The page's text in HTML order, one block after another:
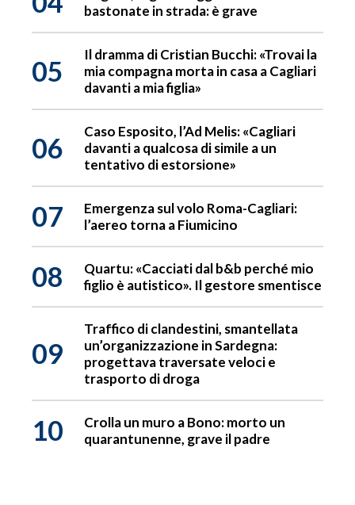
bastonate in strada: è grave
05
Il dramma di Cristian Bucchi: «Trovai la
mia compagna morta in casa a Cagliari
davanti a mia figlia»
06
Caso Esposito, l’Ad Melis: «Cagliari
davanti a qualcosa di simile a un
tentativo di estorsione»
07
Emergenza sul volo Roma-Cagliari:
l’aereo torna a Fiumicino
08
Quartu: «Cacciati dal b&b perché mio
figlio è autistico». Il gestore smentisce
09
Traffico di clandestini, smantellata
un’organizzazione in Sardegna:
progettava traversate veloci e
trasporto di droga
10
Crolla un muro a Bono: morto un
quarantunenne, grave il padre